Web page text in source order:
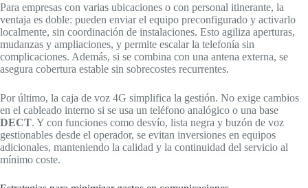
Para empresas con varias ubicaciones o con personal itinerante, la
ventaja es doble: pueden enviar el equipo preconfigurado y activarlo
localmente, sin coordinación de instalaciones. Esto agiliza aperturas,
mudanzas y ampliaciones, y permite escalar la telefonía sin
complicaciones. Además, si se combina con una antena externa, se
asegura cobertura estable sin sobrecostes recurrentes.
Por último, la caja de voz 4G simplifica la gestión. No exige cambios
en el cableado interno si se usa un teléfono analógico o una base
DECT. Y con funciones como desvío, lista negra y buzón de voz
gestionables desde el operador, se evitan inversiones en equipos
adicionales, manteniendo la calidad y la continuidad del servicio al
mínimo coste.